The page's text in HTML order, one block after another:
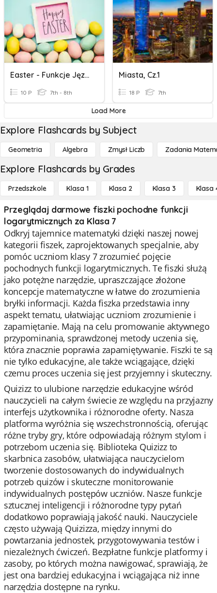
Easter - Funkcje Językowe
10 P 7th - 8th
Miasta, Cz.1
18 P 7th
Load More
Explore Flashcards by Subject
Geometria Algebra Zmysł Liczb Zadania
Explore Flashcards by Grades
Przedszkole Klasa 1 Klasa 2 Klasa 3 Klasa
Przeglądaj darmowe fiszki pochodne funkcji
logarytmicznych za Klasa 7
Odkryj tajemnice matematyki dzięki naszej nowej
kategorii fiszek, zaprojektowanych specjalnie, aby
pomóc uczniom klasy 7 zrozumieć pojęcie
pochodnych funkcji logarytmicznych. Te fiszki służą
jako potężne narzędzie, upraszczające złożone
koncepcje matematyczne w łatwe do zrozumienia
bryłki informacji. Każda fiszka przedstawia inny
aspekt tematu, ułatwiając uczniom zrozumienie i
zapamiętanie. Mają na celu promowanie aktywnego
przypominania, sprawdzonej metody uczenia się,
która znacznie poprawia zapamiętywanie. Fiszki te są
nie tylko edukacyjne, ale także wciągające, dzięki
czemu proces uczenia się jest przyjemny i skuteczny.
Quizizz to ulubione narzędzie edukacyjne wśród
nauczycieli na całym świecie ze względu na przyjazny
interfejs użytkownika i różnorodne oferty. Nasza
platforma wyróżnia się wszechstronnością, oferując
różne tryby gry, które odpowiadają różnym stylom i
potrzebom uczenia się. Biblioteka Quizizz to
skarbnica zasobów, ułatwiająca nauczycielom
tworzenie dostosowanych do indywidualnych
potrzeb quizów i skuteczne monitorowanie
indywidualnych postępów uczniów. Nasze funkcje
sztucznej inteligencji i różnorodne typy pytań
dodatkowo poprawiają jakość nauki. Nauczyciele
często używają Quizizza, między innymi do
powtarzania jednostek, przygotowywania testów i
niezależnych ćwiczeń. Bezpłatne funkcje platformy i
zasoby, po których można nawigować, sprawiają, że
jest ona bardziej edukacyjna i wciągająca niż inne
narzędzia dostępne na rynku.